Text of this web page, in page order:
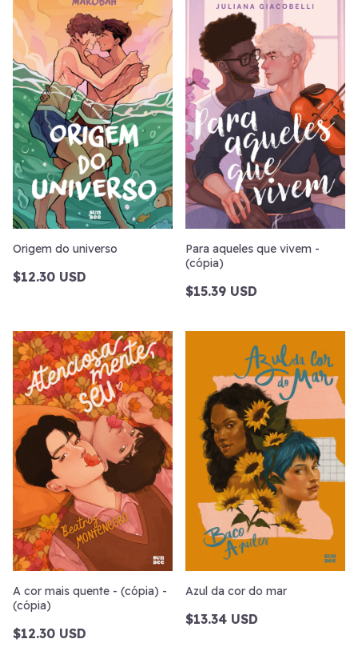
Origem do universo
$12.30 USD
Para aqueles que vivem -
(cópia)
$15.39 USD
A cor mais quente - (cópia) -
(cópia)
$12.30 USD
Azul da cor do mar
$13.34 USD